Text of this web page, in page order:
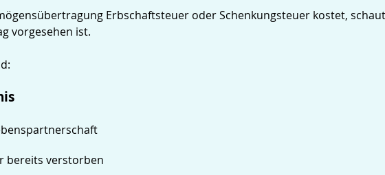
Erbschaftsteuer oder Schenkungsteuer kostet,
vorgesehen ist.
bereits verstorben